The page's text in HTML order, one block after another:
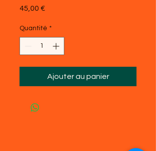
45,00 €
Quantité *
Ajouter au panier